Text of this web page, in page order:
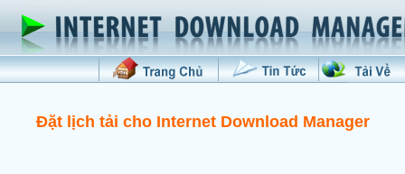
Đặt lịch tải cho Internet Download Manager